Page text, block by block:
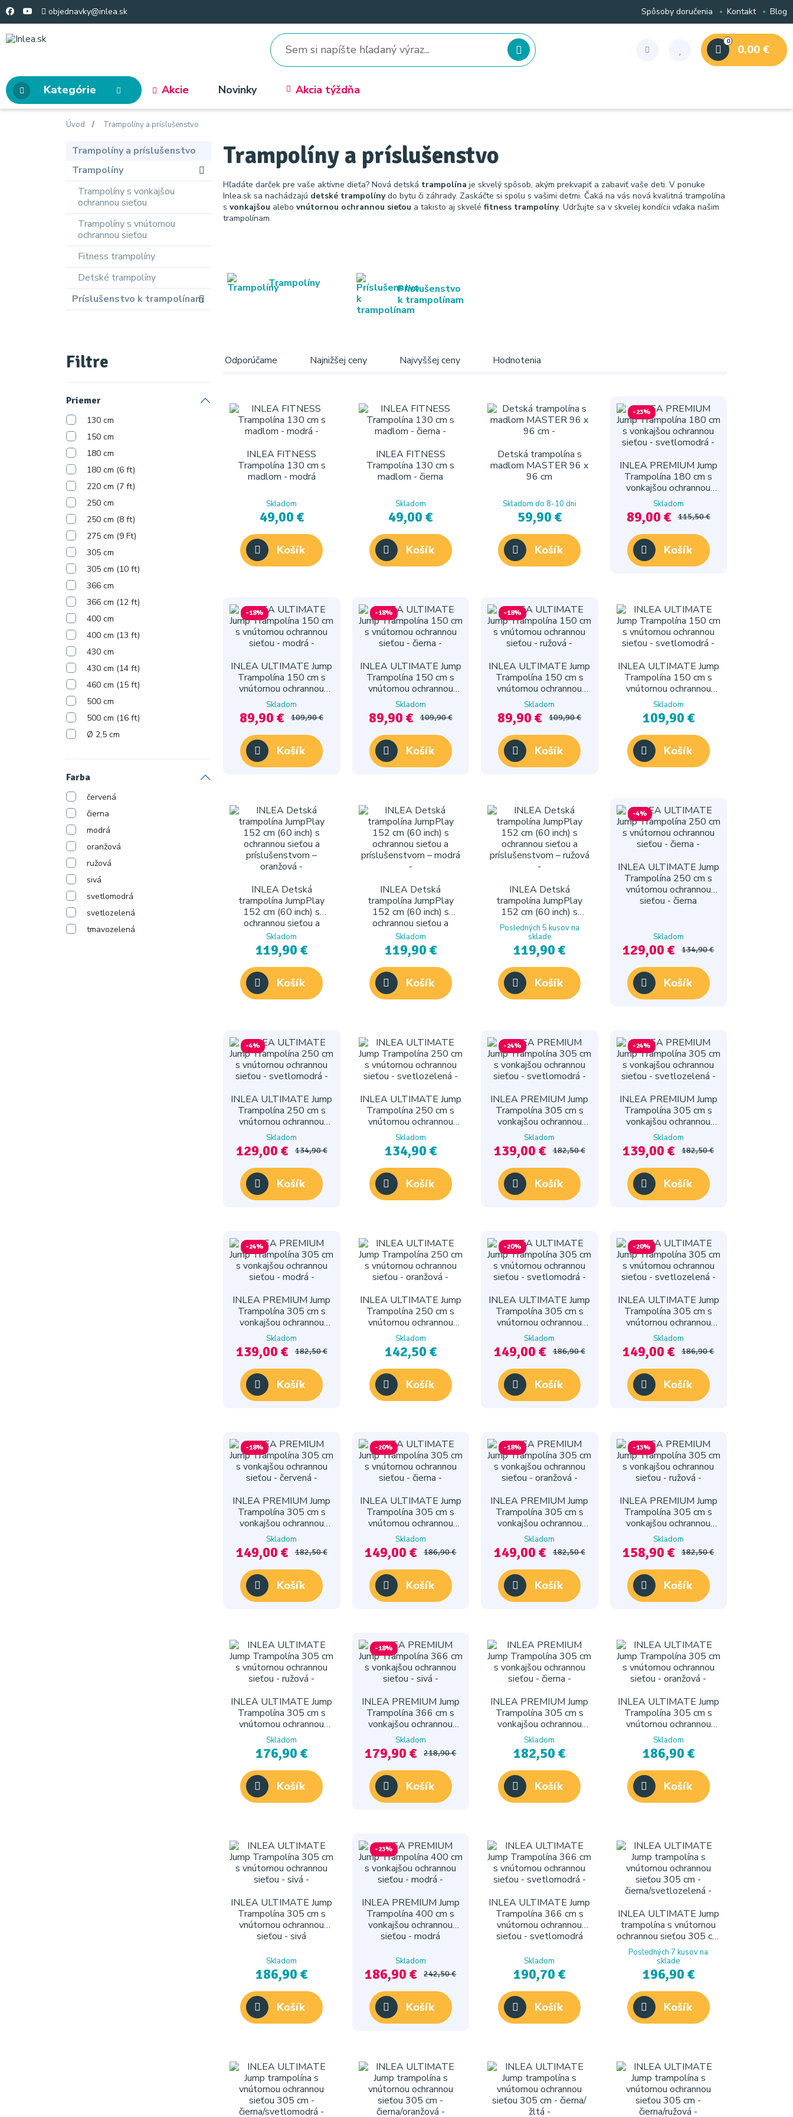
objednavky@inlea.sk Spôsoby doručenia Kontakt Blog
0
0,00 €
Kategórie Akcie Novinky Akcia týždňa
Úvod Trampolíny a príslušenstvo
Trampolíny a príslušenstvo
Trampolíny
Trampolíny s vonkajšou
ochrannou sieťou
Trampolíny s vnútornou
ochrannou sieťou
Fitness trampolíny
Detské trampolíny
Príslušenstvo k trampolínam
Filtre
Priemer
130 cm
150 cm
180 cm
180 cm (6 ft)
220 cm (7 ft)
250 cm
250 cm (8 ft)
275 cm (9 Ft)
305 cm
305 cm (10 ft)
366 cm
366 cm (12 ft)
400 cm
400 cm (13 ft)
430 cm
430 cm (14 ft)
460 cm (15 ft)
500 cm
500 cm (16 ft)
Ø 2,5 cm
Farba
červená
čierna
modrá
oranžová
ružová
sivá
svetlomodrá
svetlozelená
tmavozelená
Trampolíny a príslušenstvo
Hľadáte darček pre vaše aktívne dieťa? Nová detská trampolína je skvelý spôsob, akým prekvapiť a zabaviť vaše deti. V ponuke
Inlea.sk sa nachádzajú detské trampolínydo bytu či záhrady. Zaskáčte si spolu s vašimi deťmi. Čaká na vás nová kvalitná trampolína
s vonkajšou alebo vnútornou ochrannou sieťou a takisto aj skvelé fitness trampolíny. Udržujte sa v skvelej kondícii vďaka našim
trampolínam.
Trampolíny
Príslušenstvo
k trampolínam
Odporúčame Najnižšej ceny Najvyššej ceny Hodnotenia
INLEA FITNESS
Trampolína 130 cm s
madlom - modrá
Skladom
49,00 €
Košík
INLEA FITNESS
Trampolína 130 cm s
madlom - čierna
Skladom
49,00 €
Košík
Detská trampolína s
madlom MASTER 96 x
96 cm
Skladom do 8-10 dni
59,90 €
Košík
-23%
INLEA PREMIUM Jump
Trampolína 180 cm s
vonkajšou ochrannou
sieťou - svetlomodrá
Skladom
89,00 € 115,50 €
Košík
-18%
INLEA ULTIMATE Jump
Trampolína 150 cm s
vnútornou ochrannou
sieťou - modrá
Skladom
89,90 € 109,90 €
Košík
-18%
INLEA ULTIMATE Jump
Trampolína 150 cm s
vnútornou ochrannou
sieťou - čierna
Skladom
89,90 € 109,90 €
Košík
-18%
INLEA ULTIMATE Jump
Trampolína 150 cm s
vnútornou ochrannou
sieťou - ružová
Skladom
89,90 € 109,90 €
Košík
INLEA ULTIMATE Jump
Trampolína 150 cm s
vnútornou ochrannou
sieťou - svetlomodrá
Skladom
109,90 €
Košík
INLEA Detská
trampolína JumpPlay
152 cm (60 inch) s
ochrannou sieťou a
príslušenstvom –
oranžová
Skladom
119,90 €
Košík
INLEA Detská
trampolína JumpPlay
152 cm (60 inch) s
ochrannou sieťou a
príslušenstvom – modrá
Skladom
119,90 €
Košík
INLEA Detská
trampolína JumpPlay
152 cm (60 inch) s
ochrannou sieťou a
príslušenstvom – ružová
Posledných 5 kusov na
sklade
119,90 €
Košík
-4%
INLEA ULTIMATE Jump
Trampolína 250 cm s
vnútornou ochrannou
sieťou - čierna
Skladom
129,00 € 134,90 €
Košík
-4%
INLEA ULTIMATE Jump
Trampolína 250 cm s
vnútornou ochrannou
sieťou - svetlomodrá
Skladom
129,00 € 134,90 €
Košík
INLEA ULTIMATE Jump
Trampolína 250 cm s
vnútornou ochrannou
sieťou - svetlozelená
Skladom
134,90 €
Košík
-24%
INLEA PREMIUM Jump
Trampolína 305 cm s
vonkajšou ochrannou
sieťou - svetlomodrá
Skladom
139,00 € 182,50 €
Košík
-24%
INLEA PREMIUM Jump
Trampolína 305 cm s
vonkajšou ochrannou
sieťou - svetlozelená
Skladom
139,00 € 182,50 €
Košík
-24%
INLEA PREMIUM Jump
Trampolína 305 cm s
vonkajšou ochrannou
sieťou - modrá
Skladom
139,00 € 182,50 €
Košík
INLEA ULTIMATE Jump
Trampolína 250 cm s
vnútornou ochrannou
sieťou - oranžová
Skladom
142,50 €
Košík
-20%
INLEA ULTIMATE Jump
Trampolína 305 cm s
vnútornou ochrannou
sieťou - svetlomodrá
Skladom
149,00 € 186,90 €
Košík
-20%
INLEA ULTIMATE Jump
Trampolína 305 cm s
vnútornou ochrannou
sieťou - svetlozelená
Skladom
149,00 € 186,90 €
Košík
-18%
INLEA PREMIUM Jump
Trampolína 305 cm s
vonkajšou ochrannou
sieťou - červená
Skladom
149,00 € 182,50 €
Košík
-20%
INLEA ULTIMATE Jump
Trampolína 305 cm s
vnútornou ochrannou
sieťou - čierna
Skladom
149,00 € 186,90 €
Košík
-18%
INLEA PREMIUM Jump
Trampolína 305 cm s
vonkajšou ochrannou
sieťou - oranžová
Skladom
149,00 € 182,50 €
Košík
-13%
INLEA PREMIUM Jump
Trampolína 305 cm s
vonkajšou ochrannou
sieťou - ružová
Skladom
158,90 € 182,50 €
Košík
INLEA ULTIMATE Jump
Trampolína 305 cm s
vnútornou ochrannou
sieťou - ružová
Skladom
176,90 €
Košík
-18%
INLEA PREMIUM Jump
Trampolína 366 cm s
vonkajšou ochrannou
sieťou - sivá
Skladom
179,90 € 218,90 €
Košík
INLEA PREMIUM Jump
Trampolína 305 cm s
vonkajšou ochrannou
sieťou - čierna
Skladom
182,50 €
Košík
INLEA ULTIMATE Jump
Trampolína 305 cm s
vnútornou ochrannou
sieťou - oranžová
Skladom
186,90 €
Košík
INLEA ULTIMATE Jump
Trampolína 305 cm s
vnútornou ochrannou
sieťou - sivá
Skladom
186,90 €
Košík
-23%
INLEA PREMIUM Jump
Trampolína 400 cm s
vonkajšou ochrannou
sieťou - modrá
Skladom
186,90 € 242,50 €
Košík
INLEA ULTIMATE Jump
Trampolína 366 cm s
vnútornou ochrannou
sieťou - svetlomodrá
Skladom
190,70 €
Košík
INLEA ULTIMATE Jump
trampolína s vnútornou
ochrannou sieťou 305 cm
- čierna/svetlozelená
Posledných 7 kusov na
sklade
196,90 €
Košík